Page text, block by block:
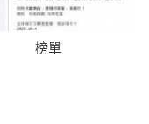
榜單